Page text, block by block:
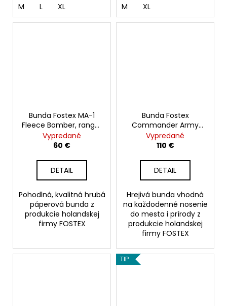
M L XL M XL
Bunda Fostex MA-1
Fleece Bomber, ranger
green
Vypredané
60 €
DETAIL
Pohodlná, kvalitná hrubá
páperová bunda z
produkcie holandskej
firmy FOSTEX
Bunda Fostex
Commander Army
Parka, olive
Vypredané
110 €
DETAIL
Hrejivá bunda vhodná
na každodenné nosenie
do mesta i prírody z
produkcie holandskej
firmy FOSTEX
TIP